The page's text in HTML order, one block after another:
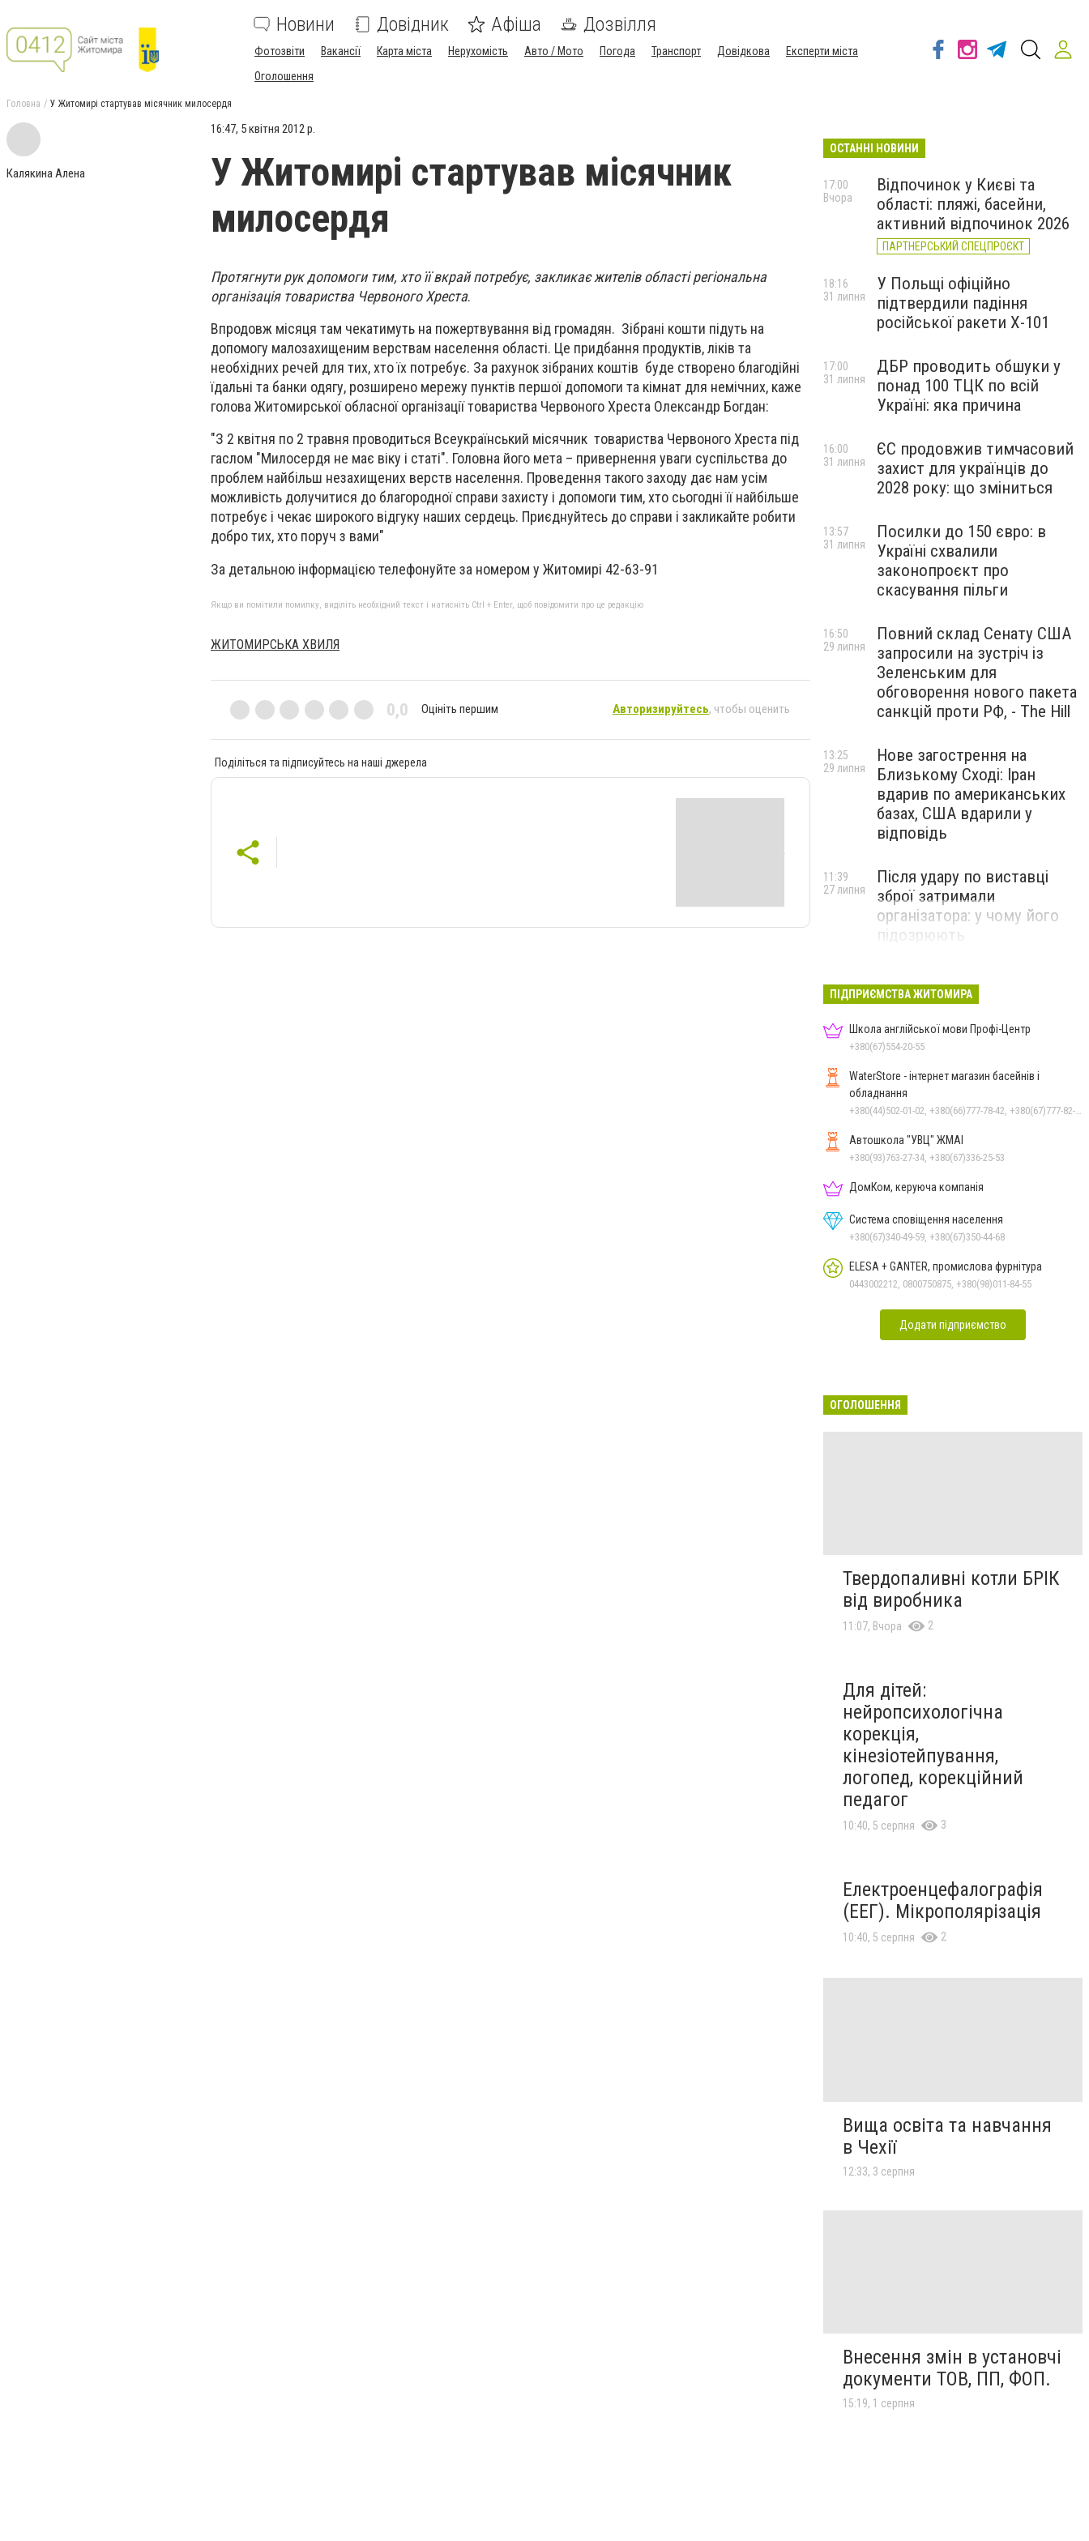
Новини Довідник Афіша Дозвілля
Фотозвіти Вакансії Карта міста Нерухомість Авто / Мото Погода Транспорт Довідкова
Експерти міста
Оголошення
Головна У Житомирі стартував місячник милосердя
Калякина Алена
16:47, 5 квітня 2012 р.
У Житомирі стартував місячник
милосердя
Протягнути рук допомоги тим, хто її вкрай потребує, закликає жителів області регіональна
організація товариства Червоного Хреста.
Впродовж місяця там чекатимуть на пожертвування від громадян. Зібрані кошти підуть на
допомогу малозахищеним верствам населення області. Це придбання продуктів, ліків та
необхідних речей для тих, хто їх потребує. За рахунок зібраних коштів буде створено благодійні
їдальні та банки одягу, розширено мережу пунктів першої допомоги та кімнат для немічних, каже
голова Житомирської обласної організації товариства Червоного Хреста Олександр Богдан:
"З 2 квітня по 2 травня проводиться Всеукраїнський місячник товариства Червоного Хреста під
гаслом "Милосердя не має віку і статі". Головна його мета – привернення уваги суспільства до
проблем найбільш незахищених верств населення. Проведення такого заходу дає нам усім
можливість долучитися до благородної справи захисту і допомоги тим, хто сьогодні її найбільше
потребує і чекає широкого відгуку наших сердець. Приєднуйтесь до справи і закликайте робити
добро тих, хто поруч з вами"
За детальною інформацією телефонуйте за номером у Житомирі 42-63-91
Якщо ви помітили помилку, виділіть необхідний текст і натисніть Ctrl + Enter, щоб повідомити про це редакцію
ЖИТОМИРСЬКА ХВИЛЯ
0,0 Оцініть першим Авторизируйтесь, чтобы оценить
Поділіться та підписуйтесь на наші джерела
ОСТАННІ НОВИНИ
Відпочинок у Києві та
області: пляжі, басейни,
активний відпочинок 2026
ПАРТНЕРСЬКИЙ СПЕЦПРОЄКТ
17:00
Вчора
У Польщі офіційно
підтвердили падіння
російської ракети Х-101
18:16
31 липня
ДБР проводить обшуки у
понад 100 ТЦК по всій
Україні: яка причина
17:00
31 липня
ЄС продовжив тимчасовий
захист для українців до
2028 року: що зміниться
16:00
31 липня
Посилки до 150 євро: в
Україні схвалили
законопроєкт про
скасування пільги
13:57
31 липня
Повний склад Сенату США
запросили на зустріч із
Зеленським для
обговорення нового пакета
санкцій проти РФ, - The Hill
16:50
29 липня
Нове загострення на
Близькому Сході: Іран
вдарив по американських
базах, США вдарили у
відповідь
13:25
29 липня
Після удару по виставці
зброї затримали
організатора: у чому його
підозрюють
11:39
27 липня
ПІДПРИЄМСТВА ЖИТОМИРА
Школа англійської мови Профі-Центр
+380(67)554-20-55
WaterStore - інтернет магазин басейнів і
обладнання
+380(44)502-01-02, +380(66)777-78-42, +380(67)777-82-19, +380(67)890-80-80, +380(73)890-80-80, +380(44)502-01-03
Автошкола "УВЦ" ЖМАІ
+380(93)763-27-34, +380(67)336-25-53
ДомКом, керуюча компанія
Система сповіщення населення
+380(67)340-49-59, +380(67)350-44-68
ELESA + GANTER, промислова фурнітура
0443002212, 0800750875, +380(98)011-84-55
Додати підприємство
ОГОЛОШЕННЯ
Твердопаливні котли БРІК
від виробника
11:07, Вчора 2
Для дітей:
нейропсихологічна
корекція,
кінезіотейпування,
логопед, корекційний
педагог
10:40, 5 серпня 3
Електроенцефалографія
(ЕЕГ). Мікрополярізація
10:40, 5 серпня 2
Вища освіта та навчання
в Чехії
12:33, 3 серпня
Внесення змін в установчі
документи ТОВ, ПП, ФОП.
15:19, 1 серпня